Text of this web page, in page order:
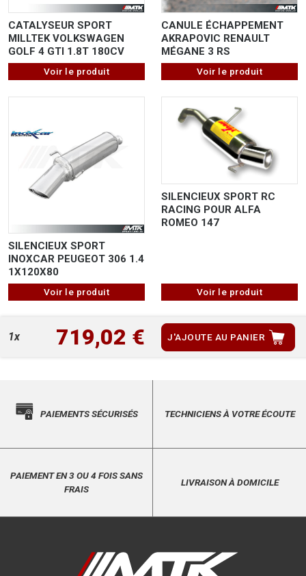
CATALYSEUR SPORT
MILLTEK VOLKSWAGEN
GOLF 4 GTI 1.8T 180CV
Voir le produit
CANULE ÉCHAPPEMENT
AKRAPOVIC RENAULT
MÉGANE 3 RS
Voir le produit
SILENCIEUX SPORT
INOXCAR PEUGEOT 306 1.4
1X120X80
Voir le produit
SILENCIEUX SPORT RC
RACING POUR ALFA
ROMEO 147
Voir le produit
1x 719,02 € J'AJOUTE AU PANIER
PAIEMENTS SÉCURISÉS TECHNICIENS À VOTRE ÉCOUTE
PAIEMENT EN 3 OU 4 FOIS SANS
FRAIS
LIVRAISON À DOMICILE